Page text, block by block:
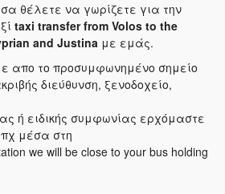
θέλετε να γωρίζετε για την
taxi transfer from Volos to the
and Justina με εμάς.
απο το προσυμφωνημένο σημείο
διεύθυνση, ξενοδοχείο,
ή ειδικής συμφωνίας ερχόμαστε
πχ μέσα στη
we will be close to your bus holding